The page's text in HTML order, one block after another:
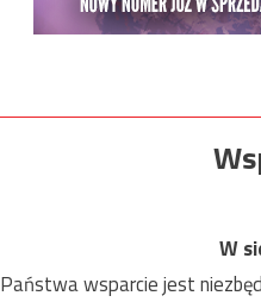
W
Państwa wsparcie jest